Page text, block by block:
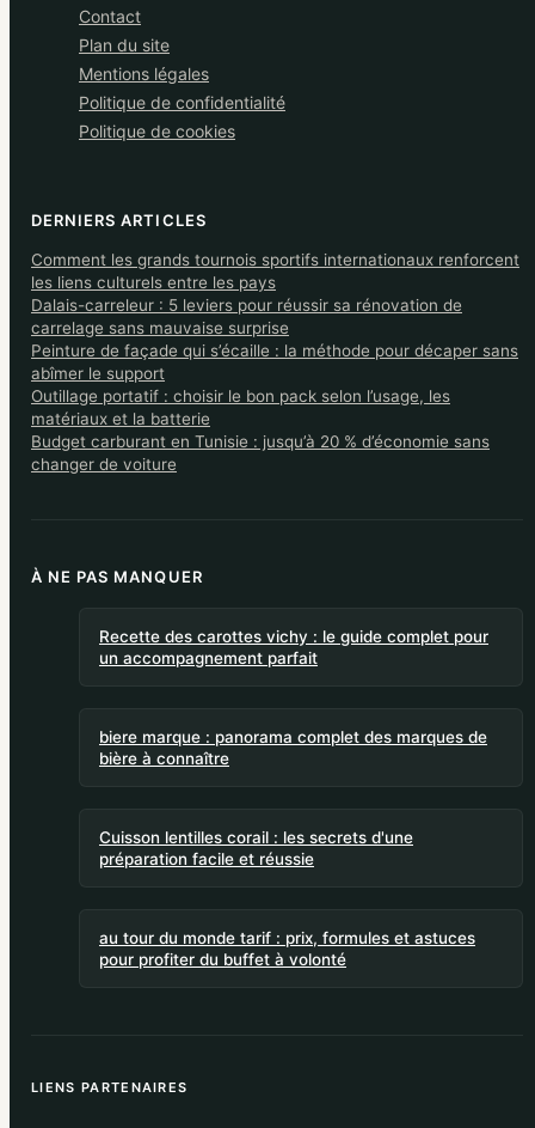
Contact
Plan du site
Mentions légales
Politique de confidentialité
Politique de cookies
DERNIERS ARTICLES
Comment les grands tournois sportifs internationaux renforcent
les liens culturels entre les pays
Dalais-carreleur : 5 leviers pour réussir sa rénovation de
carrelage sans mauvaise surprise
Peinture de façade qui s’écaille : la méthode pour décaper sans
abîmer le support
Outillage portatif : choisir le bon pack selon l’usage, les
matériaux et la batterie
Budget carburant en Tunisie : jusqu’à 20 % d’économie sans
changer de voiture
À NE PAS MANQUER
Recette des carottes vichy : le guide complet pour
un accompagnement parfait
biere marque : panorama complet des marques de
bière à connaître
Cuisson lentilles corail : les secrets d'une
préparation facile et réussie
au tour du monde tarif : prix, formules et astuces
pour profiter du buffet à volonté
LIENS PARTENAIRES